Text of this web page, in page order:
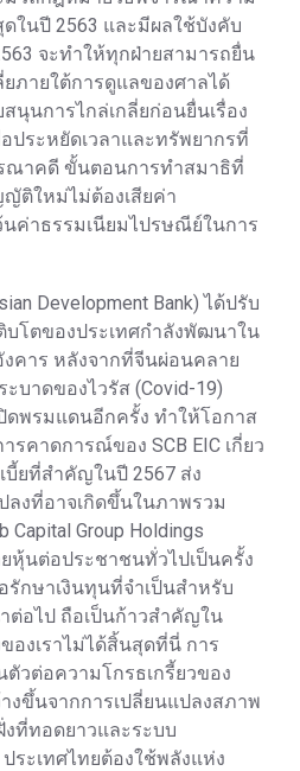
ในปี 2563 และมีผลใช้บังคับ
จะทำให้ทุกฝ่ายสามารถยื่น
ยภายใต้การดูแลของศาลได้
นุนการไกล่เกลี่ยก่อนยื่นเรื่อง
ประหยัดเวลาและทรัพยากรที่
ณาคดี ขั้นตอนการทำสมาธิที่
ติใหม่ไม่ต้องเสียค่า
นค่าธรรมเนียมไปรษณีย์ในการ
Development Bank) ได้ปรับ
บโตของประเทศกำลังพัฒนาใน
งคาร หลังจากที่จีนผ่อนคลาย
บาดของไวรัส (Covid-19)
ดพรมแดนอีกครั้ง ทำให้โอกาส
คาดการณ์ของ SCB EIC เกี่ยว
บี้ยที่สำคัญในปี 2567 ส่ง
งที่อาจเกิดขึ้นในภาพรวม
Capital Group Holdings
หุ้นต่อประชาชนทั่วไปเป็นครั้ง
รักษาเงินทุนที่จำเป็นสำหรับ
ต่อไป ถือเป็นก้าวสำคัญใน
องเราไม่ได้สิ้นสุดที่นี่ การ
วต่อความโกรธเกรี้ยวของ
งขึ้นจากการเปลี่ยนแปลงสภาพ
ที่ทอดยาวและระบบ
ระเทศไทยต้องใช้พลังแห่ง